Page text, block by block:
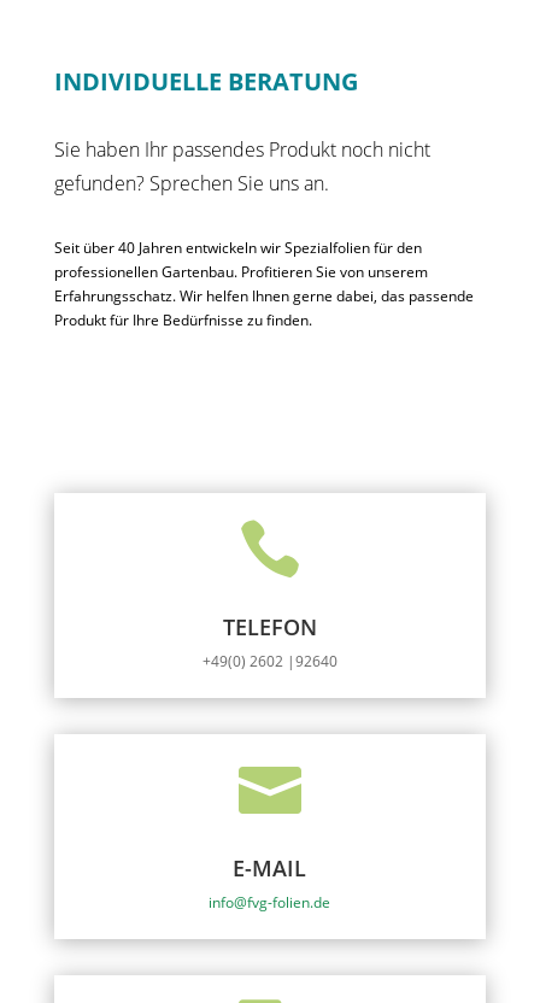
INDIVIDUELLE BERATUNG
Sie haben Ihr passendes Produkt noch nicht
gefunden? Sprechen Sie uns an.
Seit über 40 Jahren entwickeln wir Spezialfolien für den
professionellen Gartenbau. Profitieren Sie von unserem
Erfahrungsschatz. Wir helfen Ihnen gerne dabei, das passende
Produkt für Ihre Bedürfnisse zu finden.

TELEFON
+49(0) 2602 |92640

E-MAIL
info@fvg-folien.de